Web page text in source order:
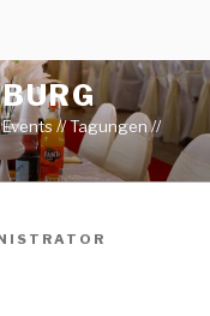
// Tagungen //